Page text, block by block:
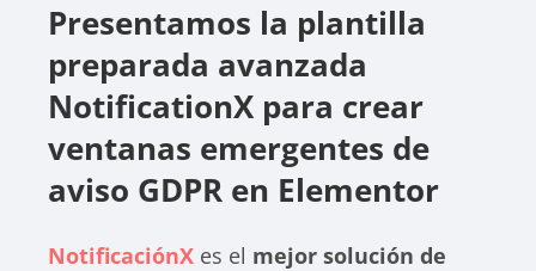
Presentamos la plantilla
preparada avanzada
NotificationX para crear
ventanas emergentes de
aviso GDPR en Elementor
NotificaciónX es el mejor solución de